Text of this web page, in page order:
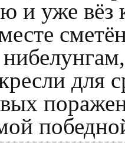
и уже вёз
для